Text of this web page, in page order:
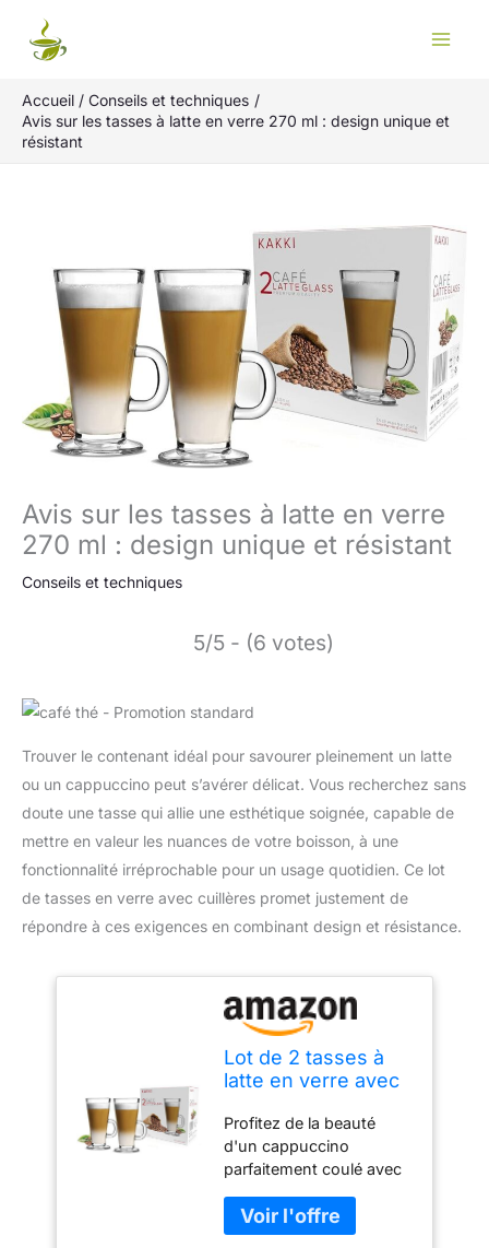
Accueil
Conseils et techniques
Avis sur les tasses à latte en verre 270 ml : design unique et
résistant
Avis sur les tasses à latte en verre
270 ml : design unique et résistant
Conseils et techniques
5/5 - (6 votes)
Trouver le contenant idéal pour savourer pleinement un latte
ou un cappuccino peut s’avérer délicat. Vous recherchez sans
doute une tasse qui allie une esthétique soignée, capable de
mettre en valeur les nuances de votre boisson, à une
fonctionnalité irréprochable pour un usage quotidien. Ce lot
de tasses en verre avec cuillères promet justement de
répondre à ces exigences en combinant design et résistance.
Lot de 2 tasses à
latte en verre avec
parfaites pour
expresso,
cappuccino, café,
thé, chocolat
chaud, boissons
chaudes, design
Profitez de la beauté
d'un cappuccino
parfaitement coulé avec
d'Ossian. C'est un lot de
2 tasses en verre de 270